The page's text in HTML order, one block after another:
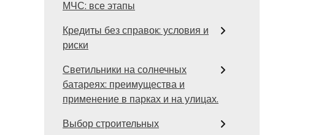
МЧС: все этапы
Кредиты без справок: условия и
риски
Светильники на солнечных
батареях: преимущества и
применение в парках и на улицах.
Выбор строительных